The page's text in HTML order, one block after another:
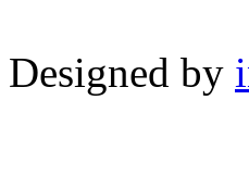
Designed by